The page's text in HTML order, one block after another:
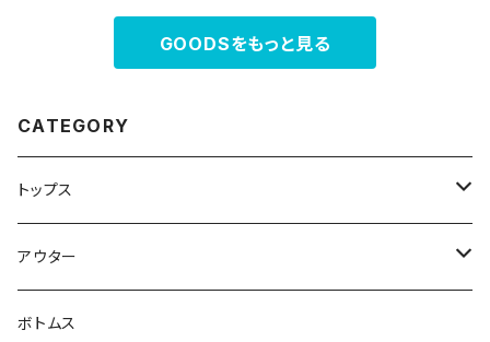
GOODSをもっと見る
CATEGORY
トップス
スウェット・パーカー
Tシャツ
アウター
ジャケット・ブルゾン
ボトムス